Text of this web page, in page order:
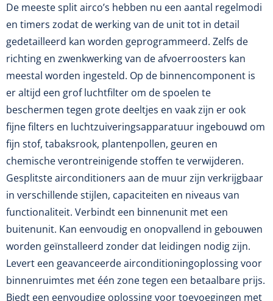
De meeste split airco’s hebben nu een aantal regelmodi
en timers zodat de werking van de unit tot in detail
gedetailleerd kan worden geprogrammeerd. Zelfs de
richting en zwenkwerking van de afvoerroosters kan
meestal worden ingesteld. Op de binnencomponent is
er altijd een grof luchtfilter om de spoelen te
beschermen tegen grote deeltjes en vaak zijn er ook
fijne filters en luchtzuiveringsapparatuur ingebouwd om
fijn stof, tabaksrook, plantenpollen, geuren en
chemische verontreinigende stoffen te verwijderen.
Gesplitste airconditioners aan de muur zijn verkrijgbaar
in verschillende stijlen, capaciteiten en niveaus van
functionaliteit. Verbindt een binnenunit met een
buitenunit. Kan eenvoudig en onopvallend in gebouwen
worden geïnstalleerd zonder dat leidingen nodig zijn.
Levert een geavanceerde airconditioningoplossing voor
binnenruimtes met één zone tegen een betaalbare prijs.
Biedt een eenvoudige oplossing voor toevoegingen met